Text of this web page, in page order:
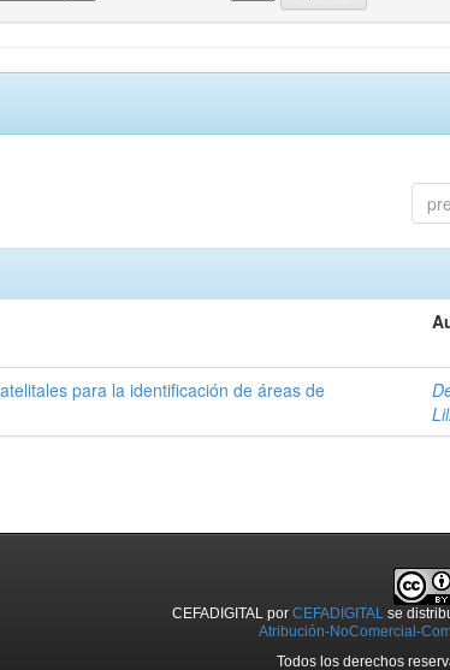
para la identificación de áreas de
CEFADIGITAL porCEFADIGITAL se
Atribución-NoComercial-
Todos los derechos